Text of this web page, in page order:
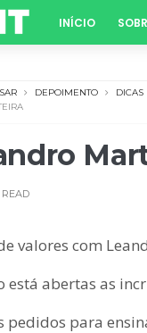
INÍCIO
DEPOIMENTO DICAS
READ
valores com
abertas as
pedidos para